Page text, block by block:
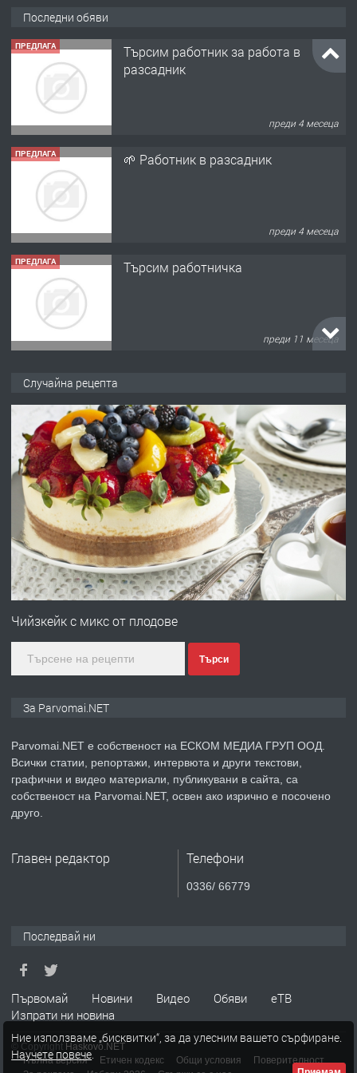
Последни обяви
ПРЕДЛАГА 🌱 Работник в разсадник
ПРЕДЛАГА
ПРЕДЛАГА
ПРЕДЛАГА
преди 1 година
ПРЕДЛАГА
Първи поход "По стъпките на Ангел
Войвода"
преди 1 година
медицинската индустрия
ПРЕДЛАГА
ПРЕДЛАГА
преди 1 година
Случайна рецепта
Чийзкейк с микс от плодове
Търси
За Parvomai.NET
Parvomai.NET е собственост на ЕСКОМ МЕДИА ГРУП ООД.
Всички статии, репортажи, интервюта и други текстови,
графични и видео материали, публикувани в сайта, са
собственост на Parvomai.NET, освен ако изрично е посочено
друго.
Главен редактор Телефони
0336/ 66779
Последвай ни
Първомай Новини Видео Обяви
еТВ
Изпрати ни новина
© Copyright Haskovo.NET
Пълна версия
Етичен кодекс Общи условия
Поверителност
Ние използваме „бисквитки“, за да улесним вашето сърфиране.
Научете повече.